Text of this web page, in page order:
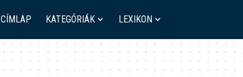
CÍMLAP KATEGÓRIÁK LEXIKON